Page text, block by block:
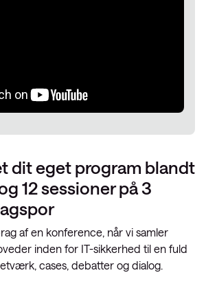
dit eget program blandt
12 sessioner på 3
af en konference, når vi samler
inden for IT-sikkerhed til en fuld
cases, debatter og dialog.